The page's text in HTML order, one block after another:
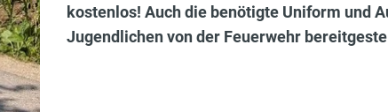
kostenlos! Auch die benötigte Uniform und
Jugendlichen von der Feuerwehr